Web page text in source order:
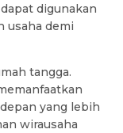
digunakan
usaha demi
tangga.
yang lebih
wirausaha